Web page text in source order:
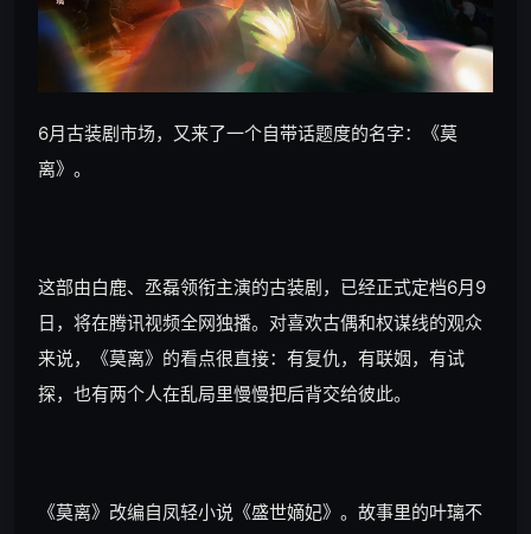
6月古装剧市场，又来了一个自带话题度的名字：《莫
离》。
这部由白鹿、丞磊领衔主演的古装剧，已经正式定档6月9
日，将在腾讯视频全网独播。对喜欢古偶和权谋线的观众
来说，《莫离》的看点很直接：有复仇，有联姻，有试
探，也有两个人在乱局里慢慢把后背交给彼此。
《莫离》改编自凤轻小说《盛世嫡妃》。故事里的叶璃不